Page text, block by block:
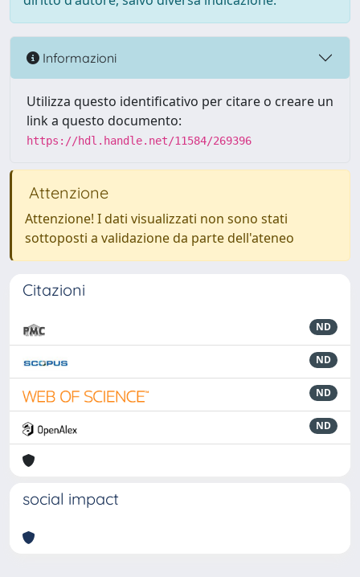
Informazioni
Utilizza questo identificativo per citare o creare un
link a questo documento:
https://hdl.handle.net/11584/269396
Attenzione
Attenzione! I dati visualizzati non sono stati
sottoposti a validazione da parte dell'ateneo
Citazioni
ND
ND
ND
ND
social impact